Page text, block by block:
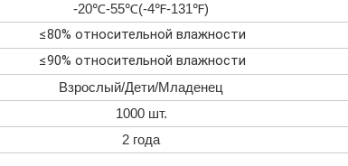
-20℃-55℃(-4℉-131℉)
≤80% относительной влажности
≤90% относительной влажности
Взрослый/Дети/Младенец
1000 шт.
2 года